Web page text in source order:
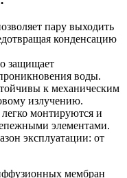
пару выходить
конденсацию
защищает
воды.
к механическим
излучению.
монтируются и
элементами.
эксплуатации: от
мембран